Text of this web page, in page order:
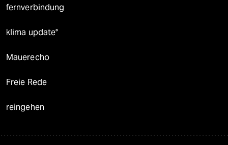
fernverbindung
klima update°
Mauerecho
Freie Rede
reingehen